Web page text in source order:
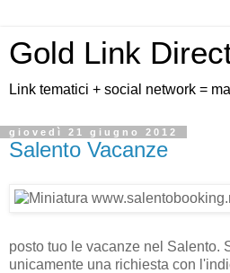
Gold Link
Link tematici + social network =
giovedì 21 giugno 2012
Salento Vacanze
posto tuo le vacanze nel Salento.
unicamente una richiesta con